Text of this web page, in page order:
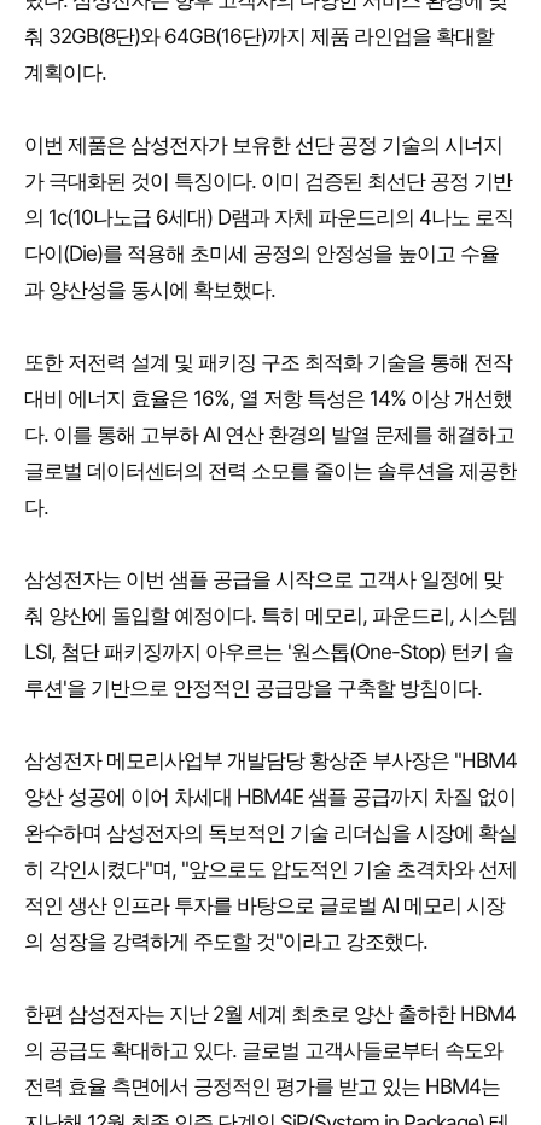
춰 32GB(8단)와 64GB(16단)까지 제품 라인업을 확대할
계획이다.
이번 제품은 삼성전자가 보유한 선단 공정 기술의 시너지
가 극대화된 것이 특징이다. 이미 검증된 최선단 공정 기반
의 1c(10나노급 6세대) D램과 자체 파운드리의 4나노 로직
다이(Die)를 적용해 초미세 공정의 안정성을 높이고 수율
과 양산성을 동시에 확보했다.
또한 저전력 설계 및 패키징 구조 최적화 기술을 통해 전작
대비 에너지 효율은 16%, 열 저항 특성은 14% 이상 개선했
다. 이를 통해 고부하 AI 연산 환경의 발열 문제를 해결하고
글로벌 데이터센터의 전력 소모를 줄이는 솔루션을 제공한
다.
삼성전자는 이번 샘플 공급을 시작으로 고객사 일정에 맞
춰 양산에 돌입할 예정이다. 특히 메모리, 파운드리, 시스템
LSI, 첨단 패키징까지 아우르는 '원스톱(One-Stop) 턴키 솔
루션'을 기반으로 안정적인 공급망을 구축할 방침이다.
삼성전자 메모리사업부 개발담당 황상준 부사장은 "HBM4
양산 성공에 이어 차세대 HBM4E 샘플 공급까지 차질 없이
완수하며 삼성전자의 독보적인 기술 리더십을 시장에 확실
히 각인시켰다"며, "앞으로도 압도적인 기술 초격차와 선제
적인 생산 인프라 투자를 바탕으로 글로벌 AI 메모리 시장
의 성장을 강력하게 주도할 것"이라고 강조했다.
한편 삼성전자는 지난 2월 세계 최초로 양산 출하한 HBM4
의 공급도 확대하고 있다. 글로벌 고객사들로부터 속도와
전력 효율 측면에서 긍정적인 평가를 받고 있는 HBM4는